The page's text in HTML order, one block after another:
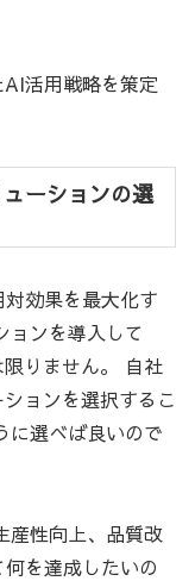
活用戦略を策定
ーションの選
効果を最大化す
ョンを導入して
りません。 自社
ョンを選択するこ
に選べば良いので
産性向上、品質改
を達成したいの